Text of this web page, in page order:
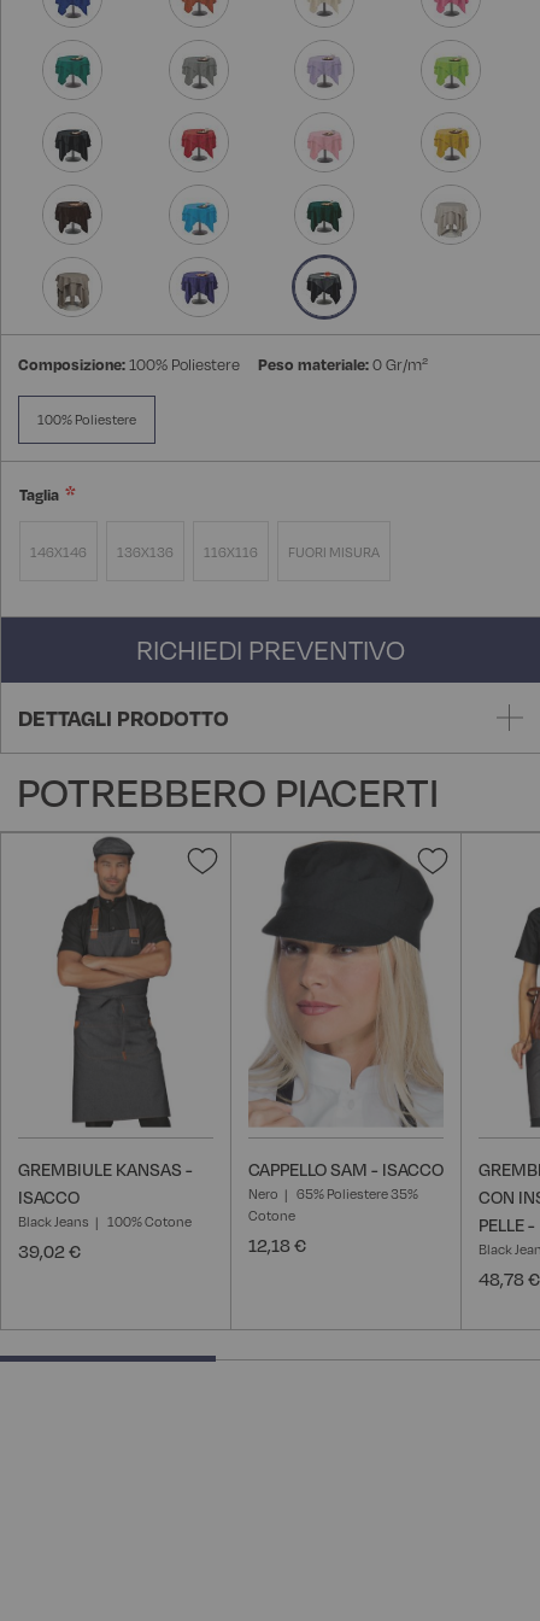
Composizione:100% Poliestere Peso materiale:0 Gr/m²
100% Poliestere
Taglia
146X146 136X136 116X116 FUORI MISURA
RICHIEDI PREVENTIVO
DETTAGLI PRODOTTO
POTREBBERO PIACERTI
Aggiungi
desideri
GREMBIULE KANSAS -
ISACCO
Black Jeans 100% Cotone
39,02 €
Aggiungi
desideri
CAPPELLO SAM - ISACCO
Nero
65% Poliestere 35%
Cotone
12,18 €
CON
PELLE
Black
48,78 €
40% completed